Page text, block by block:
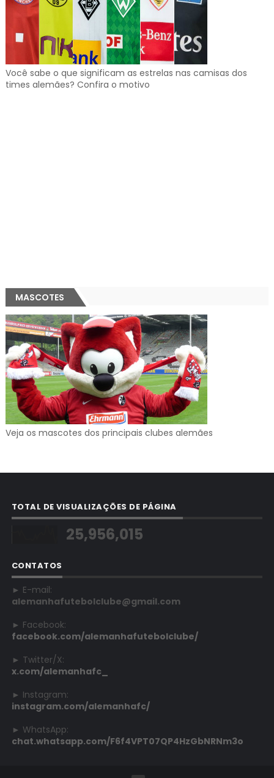
Você sabe o que significam as estrelas nas camisas dos
times alemães? Confira o motivo
MASCOTES
Veja os mascotes dos principais clubes alemães
TOTAL DE VISUALIZAÇÕES DE PÁGINA
25,956,015
CONTATOS
► E-mail:
alemanhafutebolclube@gmail.com
► Facebook:
facebook.com/alemanhafutebolclube/
► Twitter/X:
x.com/alemanhafc_
► Instagram:
instagram.com/alemanhafc/
► WhatsApp:
chat.whatsapp.com/F6f4VPT07QP4HzGbNRNm3o